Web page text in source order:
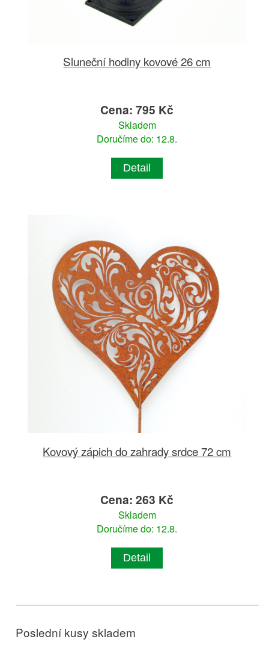
Sluneční hodiny kovové 26 cm
Cena: 795 Kč
Skladem
Doručíme do: 12.8.
Detail
Kovový zápich do zahrady srdce 72 cm
Cena: 263 Kč
Skladem
Doručíme do: 12.8.
Detail
Poslední kusy skladem